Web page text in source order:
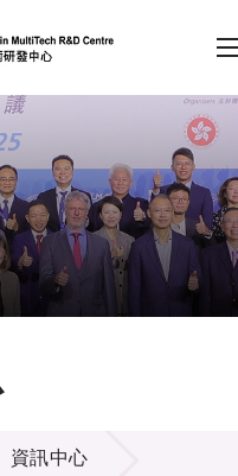
）
會員登入
EN 繁 简
資訊中心